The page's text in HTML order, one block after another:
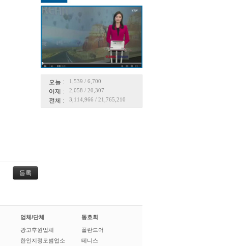
오늘 : 1,539 / 6,700
어제 : 2,058 / 20,307
전체 : 3,114,966 / 21,765,210
업체/단체
광고후원업체
한인지정모범업소
동호회
폴란드어
테니스